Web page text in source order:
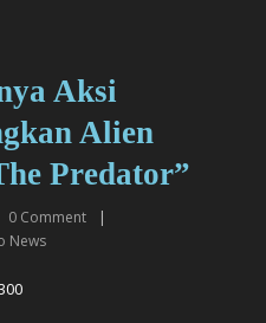
Aksi
Alien
Predator”
0 Comment
|
News